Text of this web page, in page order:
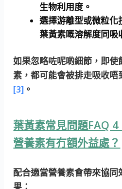
生物利用度。
選擇游離型或微粒化
葉黃素嘅溶解度同吸
如果忽略咗呢啲細節，即使
素，都可能會被排走吸收唔
[3] 。
葉黃素常見問題FAQ
營養素有冇額外益處？
配合適當營養素會帶來協同
果：